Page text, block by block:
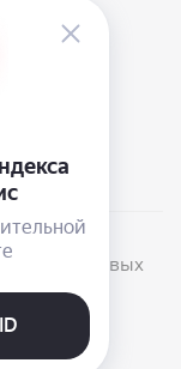
виниловых